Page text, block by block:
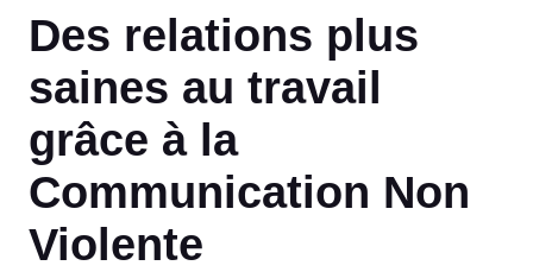
Des relations plus
saines au travail
grâce à la
Communication Non
Violente